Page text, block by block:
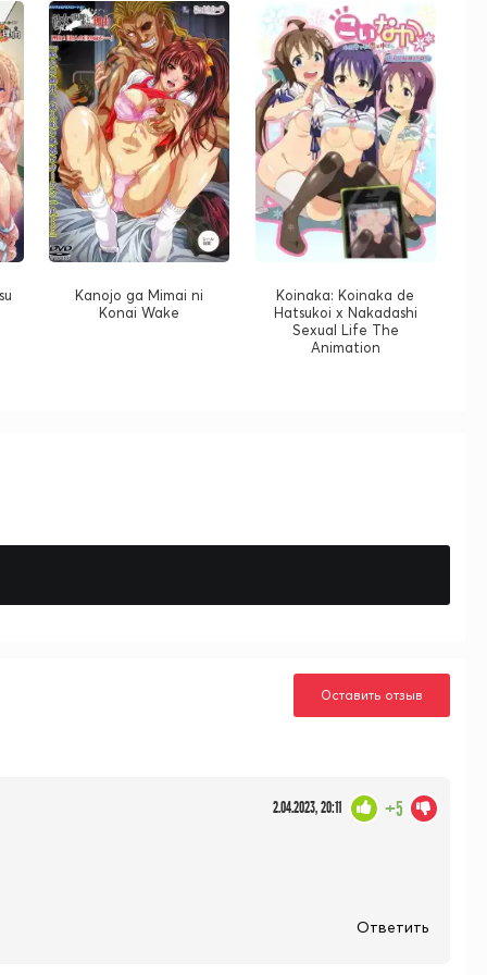
Kanojo ga Mimai ni
Konai Wake
Koinaka: Koinaka de
Hatsukoi x Nakadashi
Sexual Life The
Animation
Оставить отзыв
2.04.2023, 20:11 +5
Ответить